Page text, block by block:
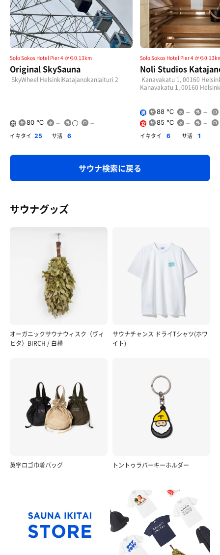
Solo Sokos Hotel Pier 4 から0.13km
Original SkySauna
SkyWheel HelsinkiKatajanokanlaituri 2
共
80 ℃
イキタイ 25 サ活 6
Solo Sokos Hotel Pier 4 から
Noli Studios
Kanavakatu 1, 00160
Kanavakatu 1, 00160
男 88 ℃
女 85 ℃
イキタイ 6 サ活 1
サウナ検索に戻る
サウナグッズ
オーガニックサウナウィスク（ヴィ
ヒタ）BIRCH / 白樺
サウナチャンス ドライTシャツ(ホワ
イト)
英字ロゴ巾着バッグ トントゥラバーキーホルダー